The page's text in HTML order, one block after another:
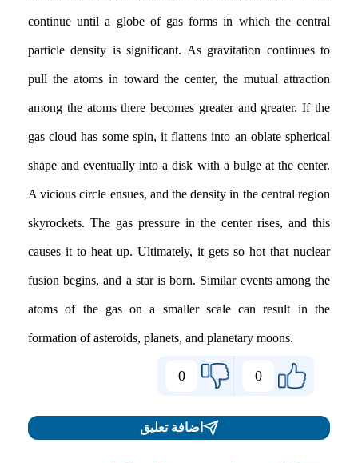
continue until a globe of gas forms in which the central
particle density is significant. As gravitation continues to
pull the atoms in toward the center, the mutual attraction
among the atoms there becomes greater and greater. If the
gas cloud has some spin, it flattens into an oblate spherical
shape and eventually into a disk with a bulge at the center.
A vicious circle ensues, and the density in the central region
skyrockets. The gas pressure in the center rises, and this
causes it to heat up. Ultimately, it gets so hot that nuclear
fusion begins, and a star is born. Similar events among the
atoms of the gas on a smaller scale can result in the
formation of asteroids, planets, and planetary moons.
0
0
اضافة تعليق